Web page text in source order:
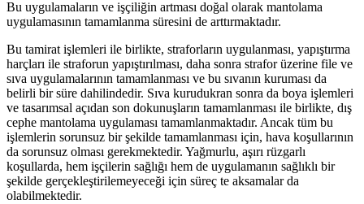
Bu uygulamaların ve işçiliğin artması doğal olarak mantolama
uygulamasının tamamlanma süresini de arttırmaktadır.
Bu tamirat işlemleri ile birlikte, straforların uygulanması, yapıştırma
harçları ile straforun yapıştırılması, daha sonra strafor üzerine file ve
sıva uygulamalarının tamamlanması ve bu sıvanın kuruması da
belirli bir süre dahilindedir. Sıva kurudukran sonra da boya işlemleri
ve tasarımsal açıdan son dokunuşların tamamlanması ile birlikte, dış
cephe mantolama uygulaması tamamlanmaktadır. Ancak tüm bu
işlemlerin sorunsuz bir şekilde tamamlanması için, hava koşullarının
da sorunsuz olması gerekmektedir. Yağmurlu, aşırı rüzgarlı
koşullarda, hem işçilerin sağlığı hem de uygulamanın sağlıklı bir
şekilde gerçekleştirilemeyeceği için süreç te aksamalar da
olabilmektedir.